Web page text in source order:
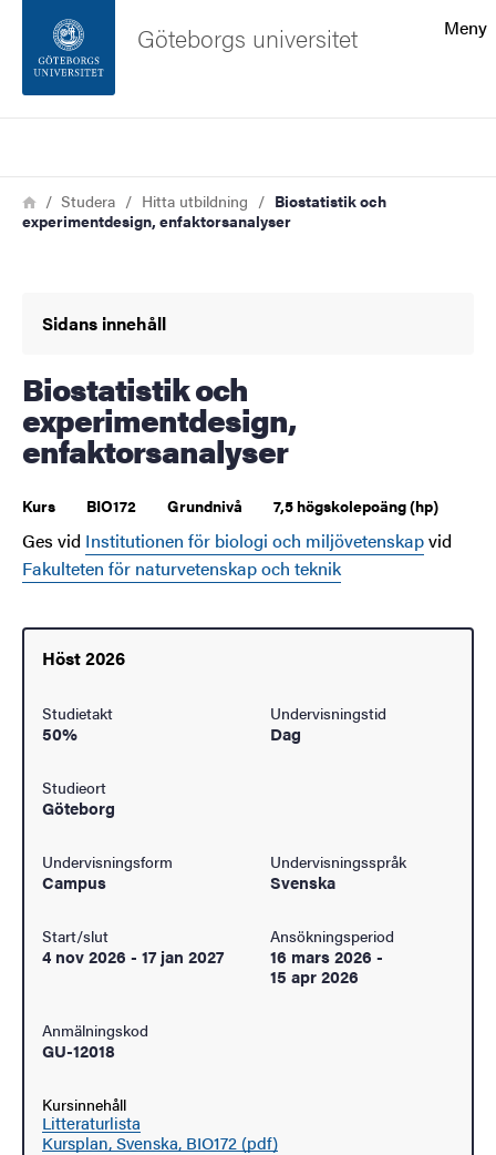
Sidfoten
Om webbplatsen
Meny
Göteborgs universitet
Länkstig
HemStudera Hitta utbildning
Biostatistik och
experimentdesign, enfaktorsanalyser
Sidans innehåll
Biostatistik och
experimentdesign,
enfaktorsanalyser
Kurs BIO172 Grundnivå 7,5 högskolepoäng (hp)
Ges vid Institutionen för biologi och miljövetenskapvid
Fakulteten för naturvetenskap och teknik
Höst 2026
Studietakt
50%
Undervisningstid
Dag
Studieort
Göteborg
Undervisningsform
Campus
Undervisningsspråk
Svenska
Start/slut
4 nov 2026 - 17 jan 2027
Ansökningsperiod
16 mars 2026 -
15 apr 2026
Anmälningskod
GU-12018
Kursinnehåll
Litteraturlista
Kursplan, Svenska, BIO172 (pdf)